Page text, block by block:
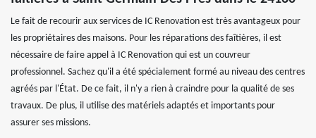
Le fait de recourir aux services de IC Renovation est très avantageux pour
les propriétaires des maisons. Pour les réparations des faîtières, il est
nécessaire de faire appel à IC Renovation qui est un couvreur
professionnel. Sachez qu'il a été spécialement formé au niveau des centres
agréés par l'État. De ce fait, il n'y a rien à craindre pour la qualité de ses
travaux. De plus, il utilise des matériels adaptés et importants pour
assurer ses missions.